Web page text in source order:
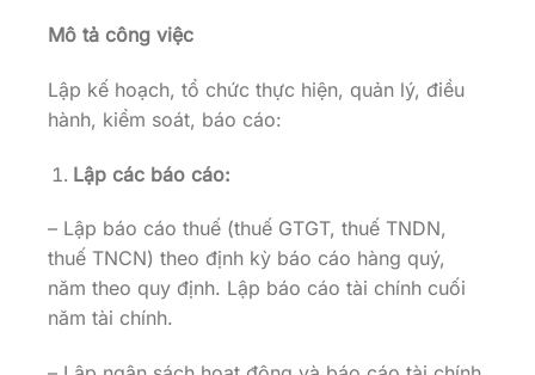
Mô tả công việc
Lập kế hoạch, tổ chức thực hiện, quản lý, điều
hành, kiểm soát, báo cáo:
Lập các báo cáo:
– Lập báo cáo thuế (thuế GTGT, thuế TNDN,
thuế TNCN) theo định kỳ báo cáo hàng quý,
năm theo quy định. Lập báo cáo tài chính cuối
năm tài chính.